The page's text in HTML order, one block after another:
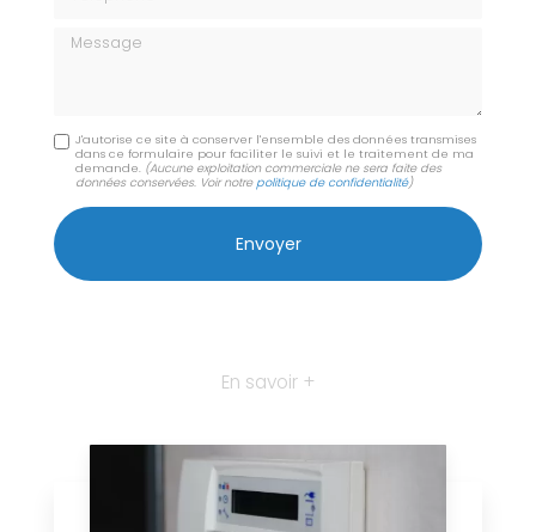
Message
J'autorise ce site à conserver l'ensemble des données transmises
dans ce formulaire pour faciliter le suivi et le traitement de ma
demande. (Aucune exploitation commerciale ne sera faite des
données conservées. Voir notrepolitique de confidentialité)
En savoir +